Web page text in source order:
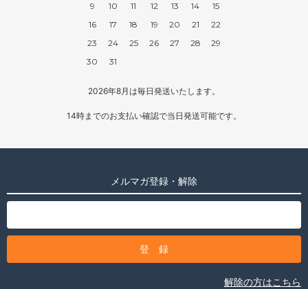
9
10 11 12 13 14
15
16
17 18 19 20 21
22
23
24 25 26 27 28
29
30
31
2026年8月は毎日発送いたします。
14時までのお支払い確認で当日発送可能です。
メルマガ登録・解除
解除の方はこちら